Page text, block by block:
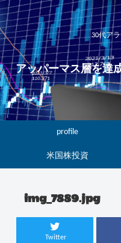
30代ア
アッパーマス層を達
profile
米国株投資
img_7889.jpg
Twitter